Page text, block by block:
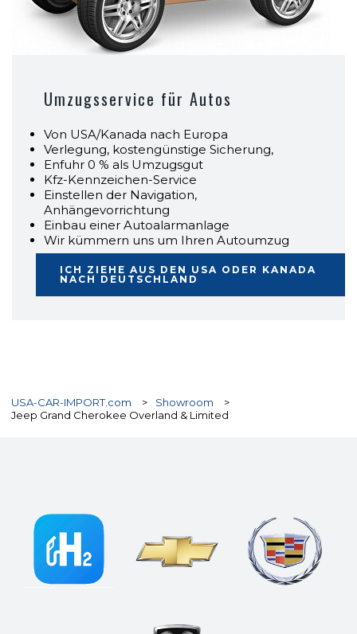
Umzugsservice für Autos
Von USA/Kanada nach Europa
Verlegung, kostengünstige Sicherung,
Enfuhr 0 % als Umzugsgut
Kfz-Kennzeichen-Service
Einstellen der Navigation,
Anhängevorrichtung
Einbau einer Autoalarmanlage
Wir kümmern uns um Ihren Autoumzug
ICH ZIEHE AUS DEN USA ODER KANADA
NACH DEUTSCHLAND
USA-CAR-IMPORT.com > Showroom
>
Jeep Grand Cherokee Overland & Limited